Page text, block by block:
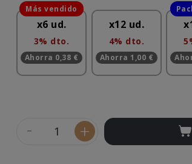
x6 ud.
3% dto.
Ahorra 0,38 €
x12 ud.
4% dto.
Ahorra 1,00 €
- +